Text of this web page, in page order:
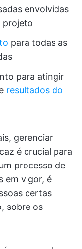
envolvidas
projeto
para todas as
para atingir
resultados do
gerenciar
é crucial para
processo de
em vigor, é
certas
sobre os